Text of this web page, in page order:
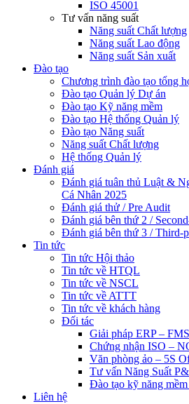
ISO 45001
Tư vấn năng suất
Năng suất Chất lượng
Năng suất Lao động
Năng suất Sản xuất
Đào tạo
Chương trình đào tạo tổng
Đào tạo Quản lý Dự án
Đào tạo Kỹ năng mềm
Đào tạo Hệ thống Quản lý
Đào tạo Năng suất
Năng suất Chất lượng
Hệ thống Quản lý
Đánh giá
Đánh giá tuân thủ Luật &
Cá Nhân 2025
Đánh giá thử / Pre Audit
Đánh giá bên thứ 2 /
Đánh giá bên thứ 3 / Third-
Tin tức
Tin tức Hội thảo
Tin tức về HTQL
Tin tức về NSCL
Tin tức về ATTT
Tin tức về khách hàng
Đối tác
Giải pháp ERP –
Chứng nhận ISO –
Văn phòng ảo – 5S
Tư vấn Năng Suất
Đào tạo kỹ năng
Liên hệ